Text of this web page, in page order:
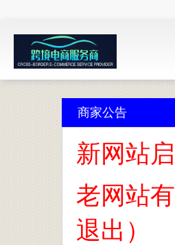
商家公告
新网站
老网站
退出）